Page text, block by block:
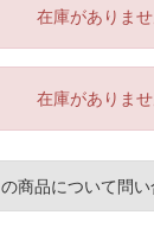
在庫がありま
在庫がありま
商品について問